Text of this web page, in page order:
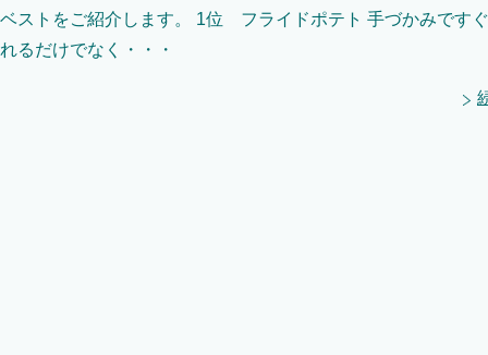
ベストをご紹介します。 1位 フライドポテト 手づかみです
れるだけでなく・・・